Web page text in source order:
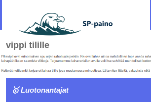
vippi tilille
🥇 Luotonantajat